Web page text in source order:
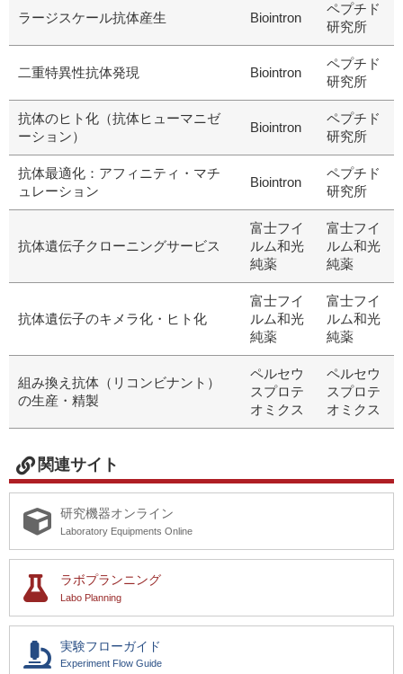
ラージスケール抗体産生 Biointron
ペプチド
研究所
二重特異性抗体発現 Biointron
ペプチド
研究所
抗体のヒト化（抗体ヒューマニゼ
ーション）
Biointron
ペプチド
研究所
抗体最適化：アフィニティ・マチ
ュレーション
Biointron
ペプチド
研究所
抗体遺伝子クローニングサービス
富士フイ
ルム和光
純薬
富士フイ
ルム和光
純薬
抗体遺伝子のキメラ化・ヒト化
富士フイ
ルム和光
純薬
富士フイ
ルム和光
純薬
組み換え抗体（リコンビナント）
の生産・精製
ペルセウ
スプロテ
オミクス
ペルセウ
スプロテ
オミクス
関連サイト
研究機器オンライン
Laboratory Equipments Online
ラボプランニング
Labo Planning
実験フローガイド
Experiment Flow Guide